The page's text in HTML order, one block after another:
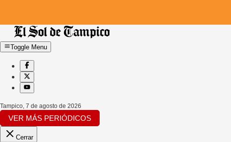
Toggle Menu
Tampico, 7 de agosto de 2026
VER MÁS PERIÓDICOS
Cerrar